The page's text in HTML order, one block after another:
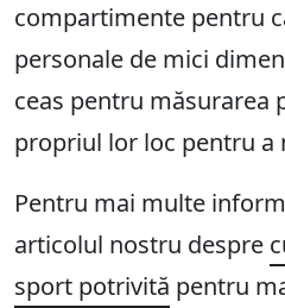
compartimente pentru
personale de mici
ceas pentru măsurarea
propriul lor loc pentru a
Pentru mai multe
articolul nostru despre
sport potrivită pentru